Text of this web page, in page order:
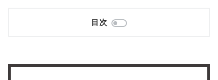
目次